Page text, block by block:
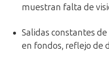
muestran falta de
Salidas constantes
en fondos, reflejo de